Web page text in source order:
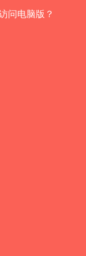
问电脑版？